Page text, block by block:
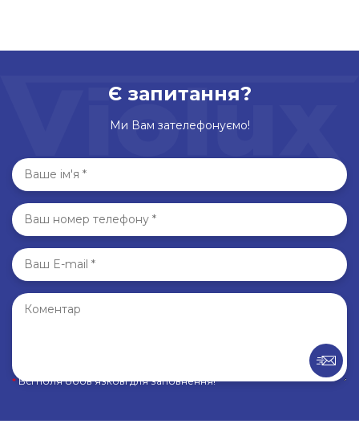
Є запитання?
Ми Вам зателефонуємо!
*Всі поля обов’язкові для заповнення!